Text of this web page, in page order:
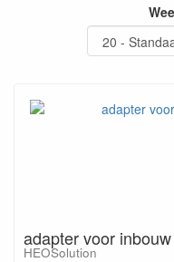
adapter voor
HEOSolution